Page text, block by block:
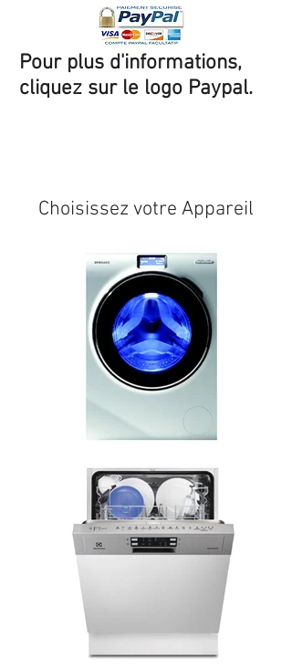
Pour plus d'informations,
cliquez sur le logo Paypal.
Choisissez votre Appareil